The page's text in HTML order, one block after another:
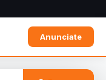
Anunciate